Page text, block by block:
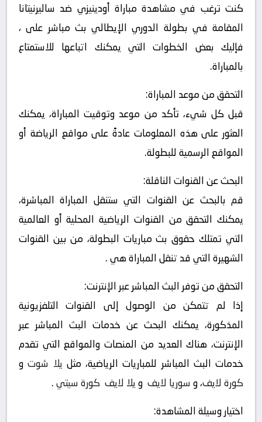
كنت ترغب في مشاهدة مباراة أودينيزي ضد ساليرنيتانا
المقامة في بطولة الدوري الإيطالي بث مباشر على ،
فإليك بعض الخطوات التي يمكنك اتباعها للاستمتاع
بالمباراة.
التحقق من موعد المباراة:
قبل كل شيء، تأكد من موعد وتوقيت المباراة، يمكنك
العثور على هذه المعلومات عادةً على مواقع الرياضة أو
المواقع الرسمية للبطولة.
البحث عن القنوات الناقلة:
قم بالبحث عن القنوات التي ستنقل المباراة المباشرة،
يمكنك التحقق من القنوات الرياضية المحلية أو العالمية
التي تمتلك حقوق بث مباريات البطولة، من بين القنوات
الشهيرة التي قد تنقل المباراة هي .
التحقق من توفر البث المباشر عبر الإنترنت:
إذا لم تتمكن من الوصول إلى القنوات التلفزيونية
المذكورة، يمكنك البحث عن خدمات البث المباشر عبر
الإنترنت، هناك العديد من المنصات والمواقع التي تقدم
خدمات البث المباشر للمباريات الرياضية، مثل يلا شوتو
كورة لايف، وسوريا لايف ويلا لايف كورة سيتي.
اختيار وسيلة المشاهدة: